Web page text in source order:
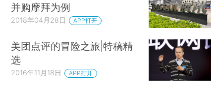
并购摩拜为例
2018年04月28日 APP打开
美团点评的冒险之旅|特稿精
选
2016年11月18日 APP打开